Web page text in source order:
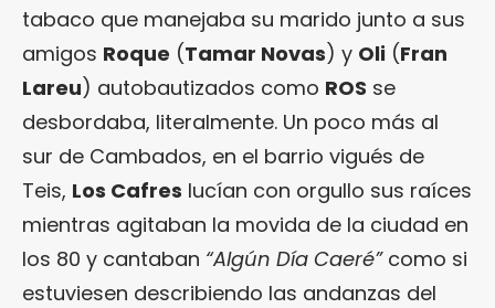
tabaco que manejaba su marido junto a sus
amigos Roque (Tamar Novas) y Oli (Fran
Lareu) autobautizados como ROS se
desbordaba, literalmente. Un poco más al
sur de Cambados, en el barrio vigués de
Teis, Los Cafres lucían con orgullo sus raíces
mientras agitaban la movida de la ciudad en
los 80 y cantaban “Algún Día Caeré”como si
estuviesen describiendo las andanzas del